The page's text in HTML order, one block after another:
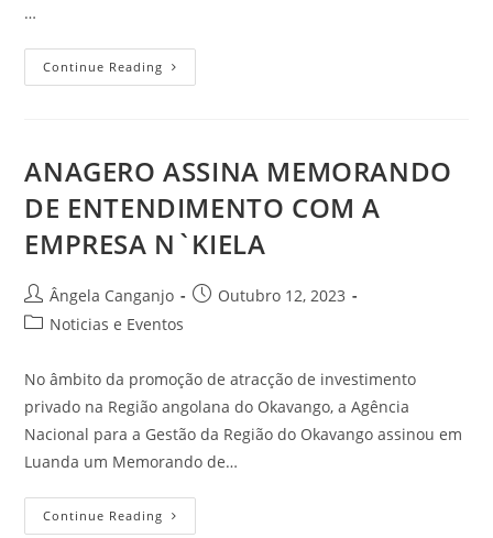
…
Continue Reading
ANAGERO ASSINA MEMORANDO
DE ENTENDIMENTO COM A
EMPRESA N`KIELA
Ângela Canganjo
Outubro 12, 2023
Noticias e Eventos
No âmbito da promoção de atracção de investimento
privado na Região angolana do Okavango, a Agência
Nacional para a Gestão da Região do Okavango assinou em
Luanda um Memorando de…
Continue Reading